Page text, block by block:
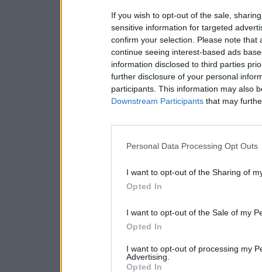
If you wish to opt-out of the sale,
sensitive information for targeted
confirm your selection. Please note
continue seeing interest-based ads
information disclosed to third parties
further disclosure of your personal
participants. This information may also
Downstream Participants that may
Personal Data Processing Opt Outs
I want to opt-out of the Sharing of
Opted In
I want to opt-out of the Sale of my
Opted In
I want to opt-out of processing my
Advertising.
Opted In